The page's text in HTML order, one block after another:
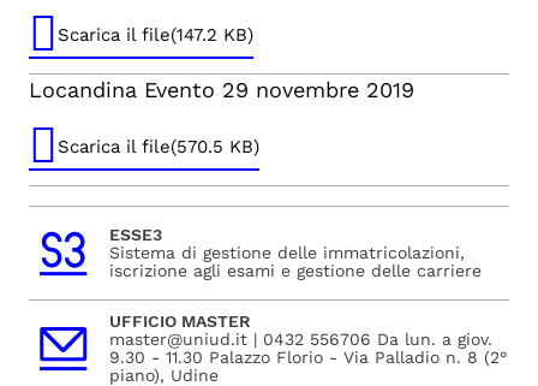
Scarica il file(147.2 KB)
Locandina Evento 29 novembre 2019
Scarica il file(570.5 KB)
ESSE3
Sistema di gestione delle immatricolazioni,
iscrizione agli esami e gestione delle carriere
UFFICIO MASTER
master@uniud.it | 0432 556706 Da lun. a giov.
9.30 - 11.30 Palazzo Florio - Via Palladio n. 8 (2°
piano), Udine